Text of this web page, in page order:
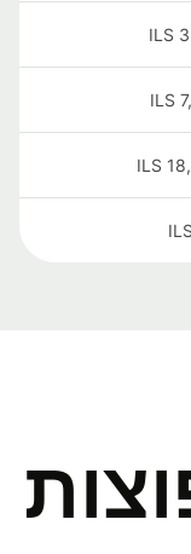
ILS